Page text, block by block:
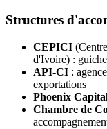
Structures
CEPICI
d'Ivoire) :
API-CI :
exportations
Phoenix
Chambre de